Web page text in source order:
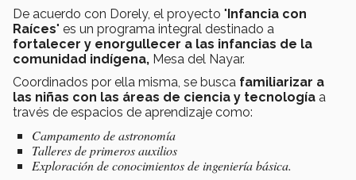
De acuerdo con Dorely, el proyecto "Infancia con
Raíces" es un programa integral destinado a
fortalecer y enorgullecer a las infancias de la
comunidad indígena, Mesa del Nayar.
Coordinados por ella misma, se busca familiarizar a
las niñas con las áreas de ciencia y tecnología a
través de espacios de aprendizaje como:
Campamento de astronomía
Talleres de primeros auxilios
Exploración de conocimientos de ingeniería básica.